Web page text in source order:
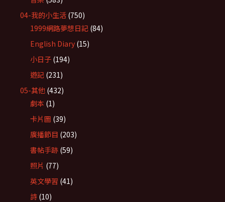
04-我的小生活 (750)
1999網路夢想日記 (84)
English Diary (15)
小日子 (194)
遊記 (231)
05-其他 (432)
劇本 (1)
卡片圖 (39)
廣播節目 (203)
書帖手跡 (59)
照片 (77)
英文學習 (41)
詩 (10)